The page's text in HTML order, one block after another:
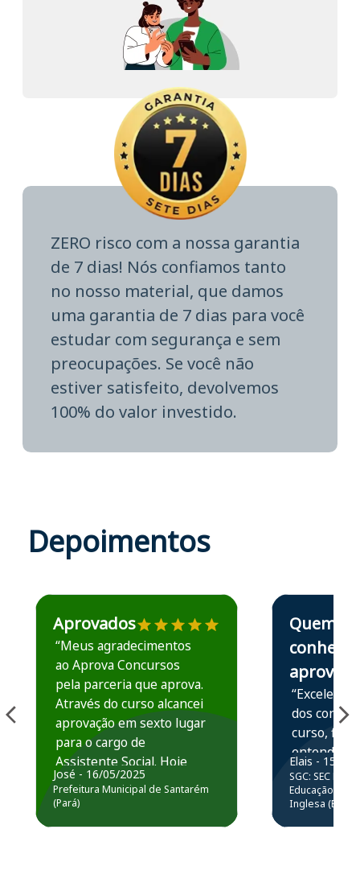
ZERO risco com a nossa garantia
de 7 dias! Nós confiamos tanto
no nosso material, que damos
uma garantia de 7 dias para você
estudar com segurança e sem
preocupações. Se você não
estiver satisfeito, devolvemos
100% do valor investido.
Depoimentos
Estudante José recomenda o Aprova Concursos em
Aprovados
“Meus agradecimentos
ao Aprova Concursos
pela parceria que aprova.
Através do curso alcancei
aprovação em sexto lugar
para o cargo de
Assistente Social. Hoje
estou atuando na
Prefeitura de Santarém.
José - 16/05/2025
Prefeitura Municipal de Santarém
(Pará)
Estudante Elais
Quem
conhece,
aprova
“Excelente
dos
curso,
entender e
prática
resolução
questões.”
Elais - 15/07/
SGC: SEC BA
Educação
Inglesa (Edital